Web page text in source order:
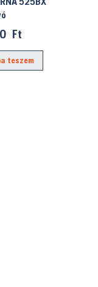
Ft
teszem